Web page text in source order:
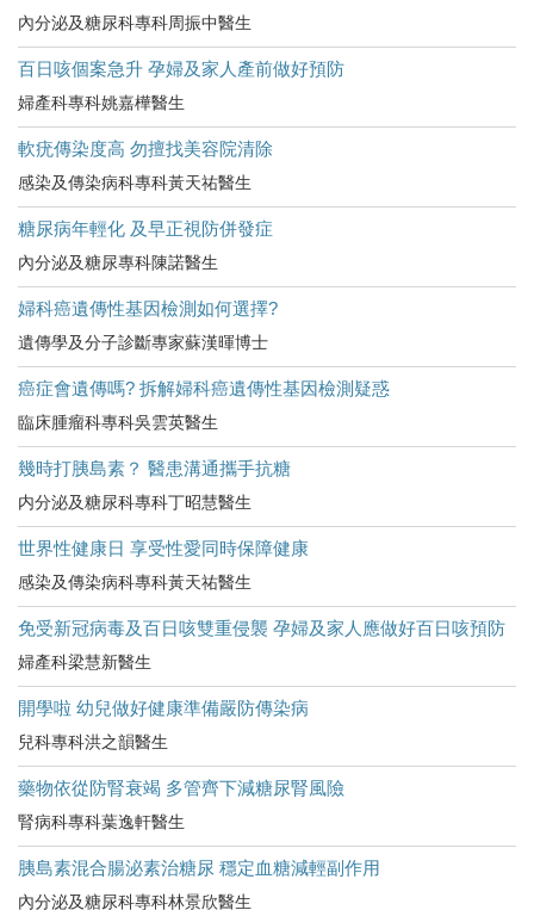
內分泌及糖尿科專科周振中醫生
百日咳個案急升 孕婦及家人產前做好預防
婦產科專科姚嘉樺醫生
軟疣傳染度高 勿擅找美容院清除
感染及傳染病科專科黃天祐醫生
糖尿病年輕化 及早正視防併發症
內分泌及糖尿專科陳諾醫生
婦科癌遺傳性基因檢測如何選擇?
遺傳學及分子診斷專家蘇漢暉博士
癌症會遺傳嗎? 拆解婦科癌遺傳性基因檢測疑惑
臨床腫瘤科專科吳雲英醫生
幾時打胰島素？ 醫患溝通攜手抗糖
内分泌及糖尿科專科丁昭慧醫生
世界性健康日 享受性愛同時保障健康
感染及傳染病科專科黃天祐醫生
免受新冠病毒及百日咳雙重侵襲 孕婦及家人應做好百日咳預防
婦產科梁慧新醫生
開學啦 幼兒做好健康準備嚴防傳染病
兒科專科洪之韻醫生
藥物依從防腎衰竭 多管齊下減糖尿腎風險
腎病科專科葉逸軒醫生
胰島素混合腸泌素治糖尿 穩定血糖減輕副作用
內分泌及糖尿科專科林景欣醫生